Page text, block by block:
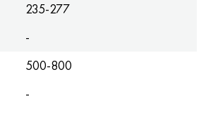
235-277
-
500-800
-